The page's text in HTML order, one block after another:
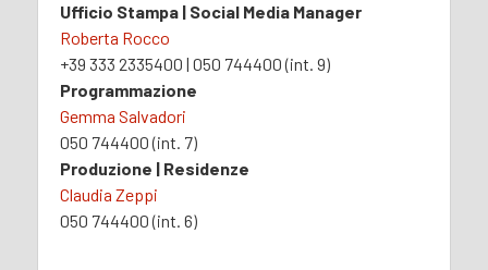
Ufficio Stampa | Social Media Manager
Roberta Rocco
+39 333 2335400 | 050 744400 (int. 9)
Programmazione
Gemma Salvadori
050 744400 (int. 7)
Produzione | Residenze
Claudia Zeppi
050 744400 (int. 6)